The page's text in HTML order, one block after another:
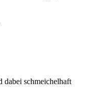
dabei schmeichelhaft